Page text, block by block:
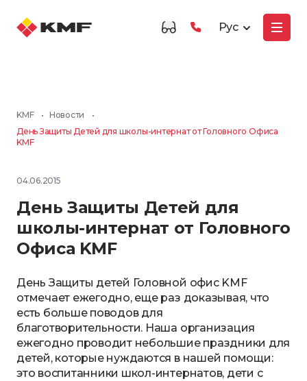
Рус
KMF • Новости
•
День Защиты Детей для школы-интернат от Головного Офиса
KMF
04.06.2015
День Защиты Детей для
школы-интернат от Головного
Офиса KMF
День Защиты детей Головной офис KMF
отмечает ежегодно, еще раз доказывая, что
есть больше поводов для
благотворительности. Наша организация
ежегодно проводит небольшие праздники для
детей, которые нуждаются в нашей помощи:
это воспитанники школ-интернатов, дети с